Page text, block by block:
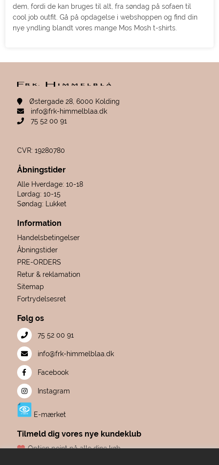
dem, fordi de kan bruges til alt, fra søndag på sofaen til
cool job outfit. Gå på opdagelse i webshoppen og find din
nye yndling blandt vores mange Mos Mosh t-shirts.
Østergade 28, 6000 Kolding
info@frk-himmelblaa.dk
75 52 00 91
CVR: 19280780
Åbningstider
Alle Hverdage: 10-18
Lørdag: 10-15
Søndag: Lukket
Information
Handelsbetingelser
Åbningstider
PRE-ORDERS
Retur & reklamation
Sitemap
Fortrydelsesret
Følg os
75 52 00 91
info@frk-himmelblaa.dk
Facebook
Instagram
E-mærket
Tilmeld dig vores nye kundeklub
Optjen point på alle dine køb